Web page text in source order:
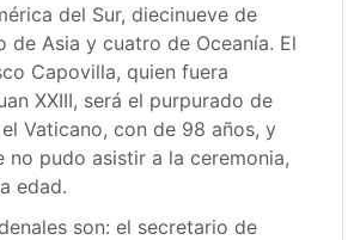
del Sur, diecinueve de
de Asia y cuatro de Oceanía. El
Capovilla, quien fuera
XXIII, será el purpurado de
Vaticano, con de 98 años, y
no pudo asistir a la ceremonia,
edad.
son: el secretario de